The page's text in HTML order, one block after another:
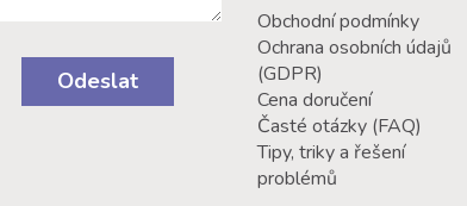
Obchodní podmínky
Ochrana osobních údajů
(GDPR)
Cena doručení
Časté otázky (FAQ)
Tipy, triky a řešení
problémů
Odeslat